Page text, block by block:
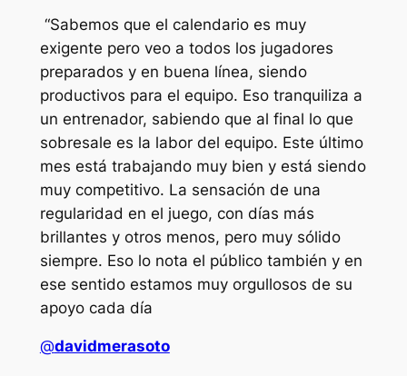
“Sabemos que el calendario es muy
exigente pero veo a todos los jugadores
preparados y en buena línea, siendo
productivos para el equipo. Eso tranquiliza a
un entrenador, sabiendo que al final lo que
sobresale es la labor del equipo. Este último
mes está trabajando muy bien y está siendo
muy competitivo. La sensación de una
regularidad en el juego, con días más
brillantes y otros menos, pero muy sólido
siempre. Eso lo nota el público también y en
ese sentido estamos muy orgullosos de su
apoyo cada día
@davidmerasoto